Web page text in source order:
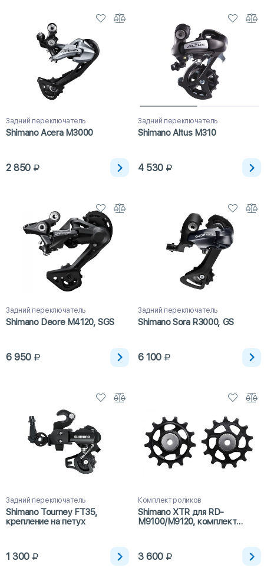
Задний переключатель
Shimano Acera M3000
2 850
Задний переключатель
Shimano Altus M310
4 530
Задний переключатель
Shimano Deore M4120, SGS
6 950
Задний переключатель
Shimano Sora R3000, GS
6 100
Задний переключатель
Shimano Tourney FT35,
крепление на петух
1 300
Комплект роликов
Shimano XTR для RD-
M9100/M9120, комплект
3 600